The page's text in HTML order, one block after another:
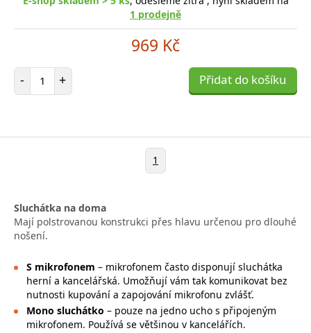
1 prodejně
969 Kč
- Počet položek
+ Přidat do košíku
1
Sluchátka na doma
Mají polstrovanou konstrukci přes hlavu určenou pro dlouhé
nošení.
S mikrofonem – mikrofonem často disponují sluchátka
herní a kancelářská. Umožňují vám tak komunikovat bez
nutnosti kupování a zapojování mikrofonu zvlášť.
Mono sluchátko – pouze na jedno ucho s připojeným
mikrofonem. Používá se většinou v kancelářích.